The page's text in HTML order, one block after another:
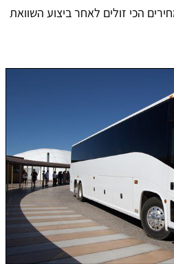
הכי זולים לאחר ביצוע השוואת